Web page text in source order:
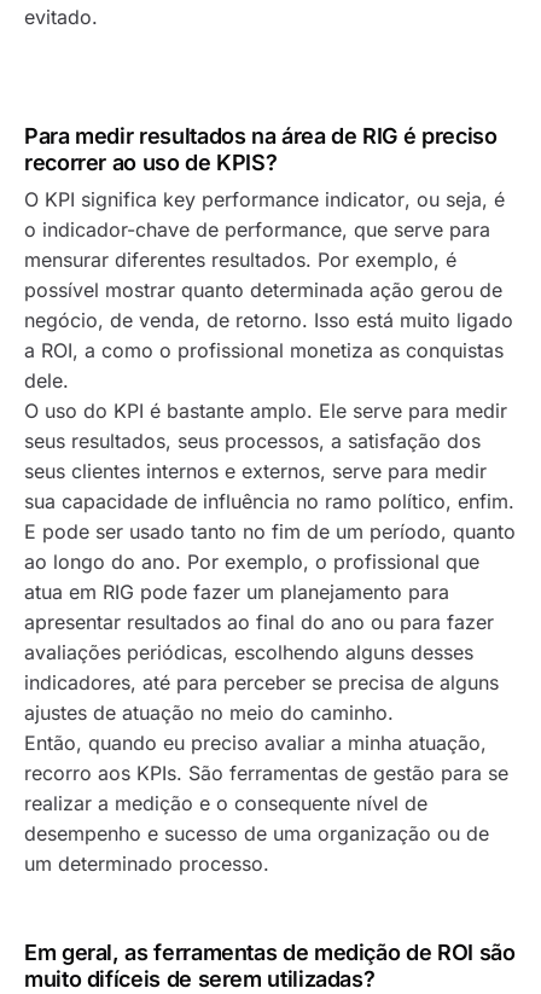
evitado.
Para medir resultados na área de RIG é preciso
recorrer ao uso de KPIS?
O KPI significa key performance indicator, ou seja, é
o indicador-chave de performance, que serve para
mensurar diferentes resultados. Por exemplo, é
possível mostrar quanto determinada ação gerou de
negócio, de venda, de retorno. Isso está muito ligado
a ROI, a como o profissional monetiza as conquistas
dele.
O uso do KPI é bastante amplo. Ele serve para medir
seus resultados, seus processos, a satisfação dos
seus clientes internos e externos, serve para medir
sua capacidade de influência no ramo político, enfim.
E pode ser usado tanto no fim de um período, quanto
ao longo do ano. Por exemplo, o profissional que
atua em RIG pode fazer um planejamento para
apresentar resultados ao final do ano ou para fazer
avaliações periódicas, escolhendo alguns desses
indicadores, até para perceber se precisa de alguns
ajustes de atuação no meio do caminho.
Então, quando eu preciso avaliar a minha atuação,
recorro aos KPIs. São ferramentas de gestão para se
realizar a medição e o consequente nível de
desempenho e sucesso de uma organização ou de
um determinado processo.
Em geral, as ferramentas de medição de ROI são
muito difíceis de serem utilizadas?